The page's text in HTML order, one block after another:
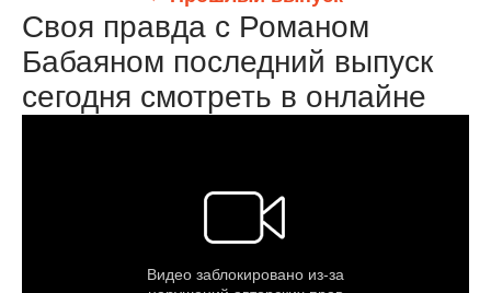
Своя правда с Романом
Бабаяном последний выпуск
сегодня смотреть в онлайне